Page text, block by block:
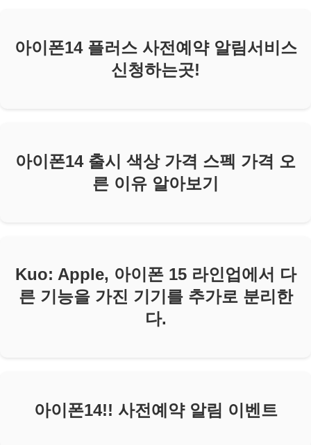
아이폰14 플러스 사전예약 알림서비스
신청하는곳!
아이폰14 출시 색상 가격 스펙 가격 오
른 이유 알아보기
Kuo: Apple, 아이폰 15 라인업에서 다
른 기능을 가진 기기를 추가로 분리한
다.
아이폰14!! 사전예약 알림 이벤트